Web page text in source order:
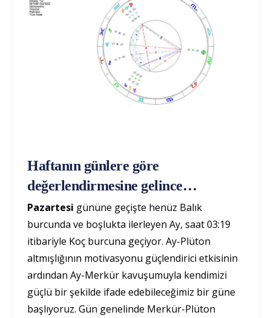
Haftanın günlere göre
değerlendirmesine gelince…
Pazartesi gününe geçişte henüz Balık
burcunda ve boşlukta ilerleyen Ay, saat 03:19
itibariyle Koç burcuna geçiyor. Ay-Plüton
altmışlığının motivasyonu güçlendirici etkisinin
ardından Ay-Merkür kavuşumuyla kendimizi
güçlü bir şekilde ifade edebileceğimiz bir güne
başlıyoruz. Gün genelinde Merkür-Plüton